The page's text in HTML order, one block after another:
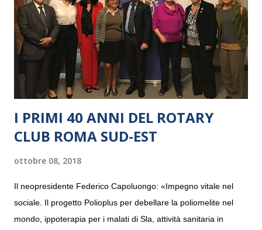
I PRIMI 40 ANNI DEL ROTARY
CLUB ROMA SUD-EST
ottobre 08, 2018
Il neopresidente Federico Capoluongo: «Impegno vitale nel
sociale. Il progetto Polioplus per debellare la poliomelite nel
mondo, ippoterapia per i malati di Sla, attività sanitaria in